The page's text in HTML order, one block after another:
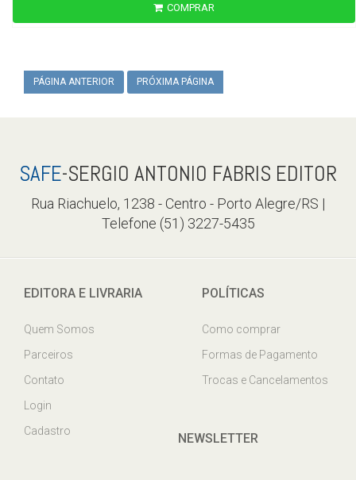
COMPRAR
PÁGINA ANTERIOR PRÓXIMA PÁGINA
SAFE-SERGIO ANTONIO FABRIS EDITOR
Rua Riachuelo, 1238 - Centro - Porto Alegre/RS |
Telefone (51) 3227-5435
EDITORA E LIVRARIA
Quem Somos
Parceiros
Contato
Login
Cadastro
POLÍTICAS
Como comprar
Formas de Pagamento
Trocas e Cancelamentos
NEWSLETTER